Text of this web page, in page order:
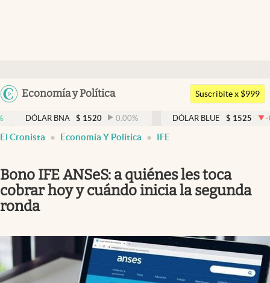
Argentina
Uruguay
Economía y Política
Members
Economía y Política
Finanzas y Mercados
Negocios
Columnistas
Apertura
Infotechnology
Suscribite x $999
BNA $ 1520 0.00% DÓLAR BLUE $ 1525 -0.33 %
El Cronista Economía Y Política IFE
Bono IFE ANSeS: a quiénes les toca
cobrar hoy y cuándo inicia la segunda
ronda